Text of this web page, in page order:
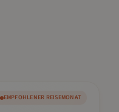
EMPFOHLENER REISEMONAT